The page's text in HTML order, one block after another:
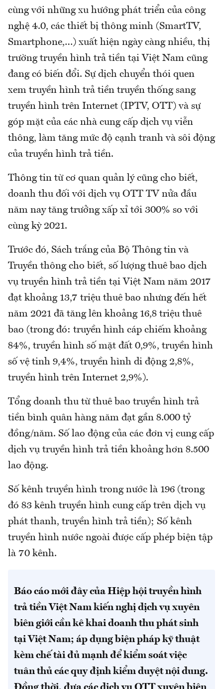
cùng với những xu hướng phát triển của công
nghệ 4.0, các thiết bị thông minh (SmartTV,
Smartphone,…) xuất hiện ngày càng nhiều, thị
trường truyền hình trả tiền tại Việt Nam cũng
đang có biến đổi. Sự dịch chuyển thói quen
xem truyền hình trả tiền truyền thống sang
truyền hình trên Internet (IPTV, OTT) và sự
góp mặt của các nhà cung cấp dịch vụ viễn
thông, làm tăng mức độ cạnh tranh và sôi động
của truyền hình trả tiền.
Thông tin từ cơ quan quản lý cũng cho biết,
doanh thu đối với dịch vụ OTT TV nửa đầu
năm nay tăng trưởng xấp xỉ tới 300% so với
cùng kỳ 2021.
Trước đó, Sách trắng của Bộ Thông tin và
Truyền thông cho biết, số lượng thuê bao dịch
vụ truyền hình trả tiền tại Việt Nam năm 2017
đạt khoảng 13,7 triệu thuê bao nhưng đến hết
năm 2021 đã tăng lên khoảng 16,8 triệu thuê
bao (trong đó: truyền hình cáp chiếm khoảng
84%, truyền hình số mặt đất 0,9%, truyền hình
số vệ tinh 9,4%, truyền hình di động 2,8%,
truyền hình trên Internet 2,9%).
Tổng doanh thu từ thuê bao truyền hình trả
tiền bình quân hàng năm đạt gần 8.000 tỷ
đồng/năm. Số lao động của các đơn vị cung cấp
dịch vụ truyền hình trả tiền khoảng hơn 8.500
lao động.
Số kênh truyền hình trong nước là 196 (trong
đó 83 kênh truyền hình cung cấp trên dịch vụ
phát thanh, truyền hình trả tiền); Số kênh
truyền hình nước ngoài được cấp phép biện tập
là 70 kênh.
Báo cáo mới đây của Hiệp hội truyền hình
trả tiền Việt Nam kiến nghị dịch vụ xuyên
biên giới cần kê khai doanh thu phát sinh
tại Việt Nam; áp dụng biện pháp kỹ thuật
kèm chế tài đủ mạnh để kiểm soát việc
tuân thủ các quy định kiểm duyệt nội dung.